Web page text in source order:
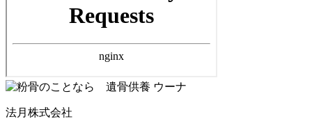
法月株式会社